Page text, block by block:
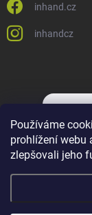
Používáme
prohlížení webu
zlepšovali jeho
inhand.cz
inhandcz